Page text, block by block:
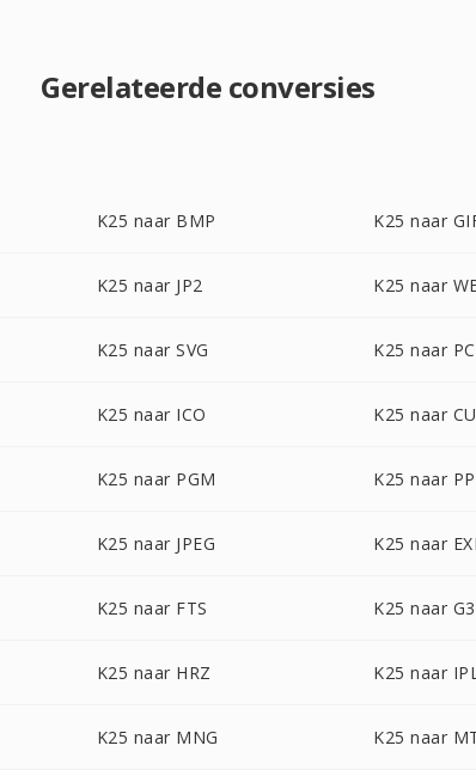
Gerelateerde conversies
K25 naar BMP K25 naar
K25 naar JP2 K25 naar
K25 naar SVG K25 naar
K25 naar ICO K25 naar
K25 naar PGM K25 naar
K25 naar JPEG K25 naar
K25 naar FTS K25 naar G3
K25 naar HRZ K25 naar
K25 naar MNG K25 naar